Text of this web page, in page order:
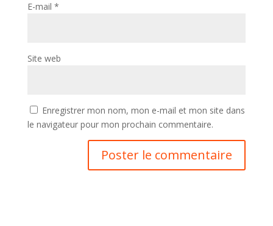
E-mail *
Site web
Enregistrer mon nom, mon e-mail et mon site dans
le navigateur pour mon prochain commentaire.